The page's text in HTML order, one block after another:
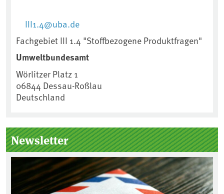
III1.4@uba.de
Fachgebiet III 1.4 "Stoffbezogene Produktfragen"
Umweltbundesamt
Wörlitzer Platz 1
06844 Dessau-Roßlau
Deutschland
Newsletter